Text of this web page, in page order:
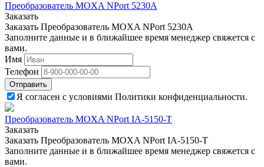
Преобразователь MOXA NPort 5230A
Заказать
Заказать Преобразователь MOXA NPort 5230A
Заполните данные и в ближайшее время менеджер свяжется с
вами.
Имя
Телефон
Отправить
Я согласен с условиями Политики конфиденциальности.
Преобразователь MOXA NPort IA-5150-T
Заказать
Заказать Преобразователь MOXA NPort IA-5150-T
Заполните данные и в ближайшее время менеджер свяжется с
вами.